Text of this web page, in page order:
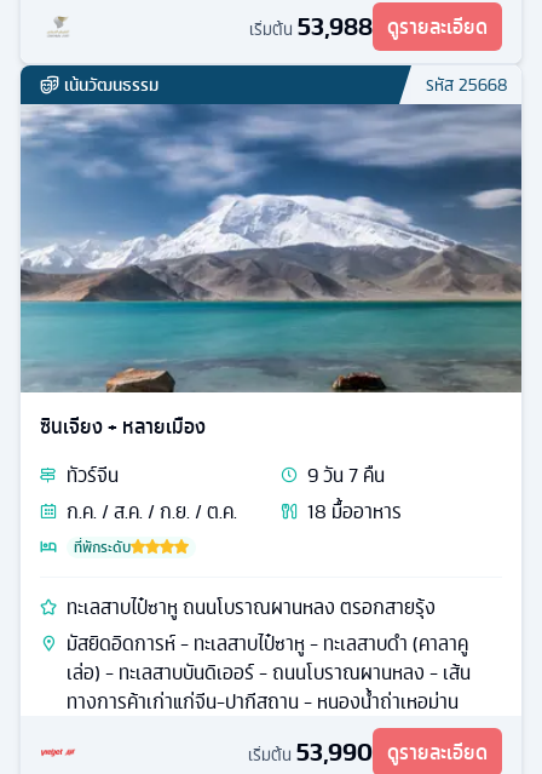
เริ่มต้น 53,988 ดูรายละเอียด
เน้นวัฒนธรรม รหัส25668
ซินเจียง + หลายเมือง
ทัวร์จีน 9วัน7คืน
ก.ค. / ส.ค. / ก.ย. / ต.ค.
18 มื้ออาหาร
ที่พักระดับ
ทะเลสาบไป๋ซาหู ถนนโบราณผานหลง ตรอกสายรุ้ง
มัสยิดอิดการห์ - ทะเลสาบไป๋ซาหู - ทะเลสาบดำ (คาลาคู
เล่อ) - ทะเลสาบบันดิเออร์ - ถนนโบราณผานหลง - เส้น
ทางการค้าเก่าแก่จีน-ปากีสถาน - หนองน้ำถ่าเหอม่าน
เริ่มต้น 53,990 ดูรายละเอียด